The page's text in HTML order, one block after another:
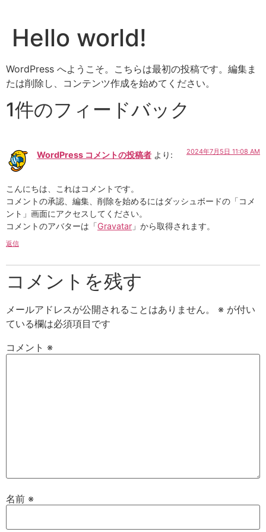
Hello world!
WordPress へようこそ。こちらは最初の投稿です。編集ま
たは削除し、コンテンツ作成を始めてください。
1件のフィードバック
WordPress コメントの投稿者 より: 2024年7月5日 11:08 AM
こんにちは、これはコメントです。
コメントの承認、編集、削除を始めるにはダッシュボードの「コメ
ント」画面にアクセスしてください。
コメントのアバターは「Gravatar 」から取得されます。
返信
コメントを残す
メールアドレスが公開されることはありません。 ※ が付い
ている欄は必須項目です
コメント ※
名前 ※